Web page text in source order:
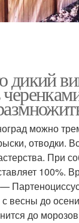
дикий
можно
отводки.
При
100%.
весны до
до